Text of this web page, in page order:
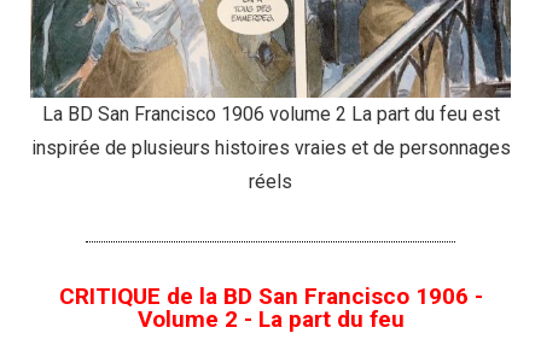
La BD San Francisco 1906 volume 2 La part du feu est
inspirée de plusieurs histoires vraies et de personnages
réels
CRITIQUE de la BD San Francisco 1906 -
Volume 2 - La part du feu